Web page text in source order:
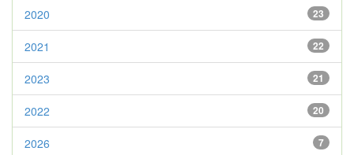
23
2020
22
2021
21
2023
20
2022
7
2026